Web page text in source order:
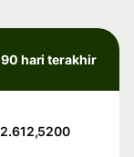
90 hari terakhir
2.612,5200